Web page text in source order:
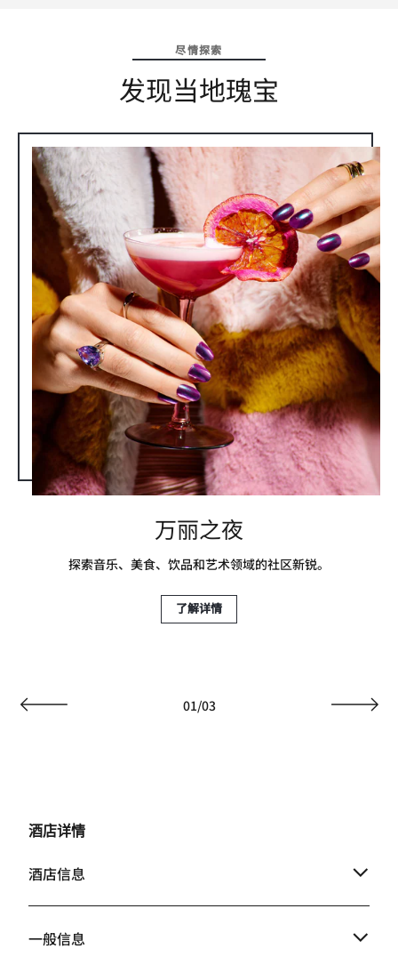
尽情探索
发现当地瑰宝
万丽之夜
探索音乐、美食、饮品和艺术领域的社区新锐。
了解详情
01/03
酒店详情
酒店信息
一般信息